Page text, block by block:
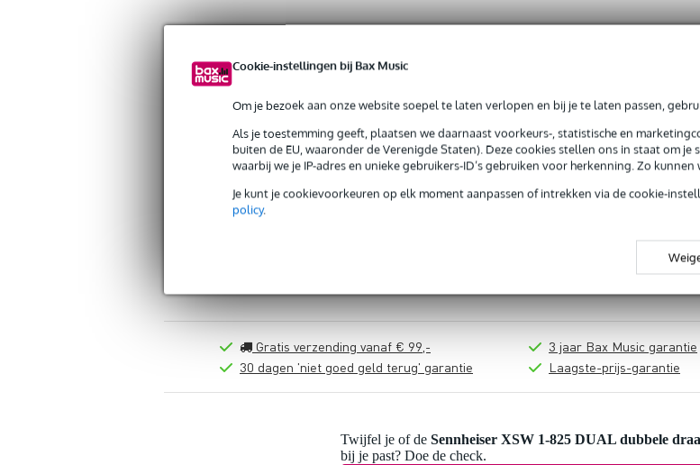
Cookie-instellingen bij Bax Music
Om je bezoek aan onze website soepel te laten verlopen en bij je te laten passen,
Als je toestemming geeft, plaatsen we daarnaast voorkeurs-, statistische en
buiten de EU, waaronder de Verenigde Staten). Deze cookies stellen ons in staat om
waarbij we je IP-adres en unieke gebruikers-ID’s gebruiken voor herkenning. Zo
Je kunt je cookievoorkeuren op elk moment aanpassen of intrekken via de cookie-
policy.
Jouw
Nu als
Gratis verzending vanaf € 99,-
30 dagen 'niet goed geld terug' garantie
3 jaar Bax Music garantie
Laagste-prijs-garantie
Twijfel je of de Sennheiser XSW 1-825 DUAL dubbele
bij je past? Doe de check.